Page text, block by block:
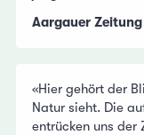
Aargauer Zeitung
«Hier gehört der
Natur sieht. Die
entrücken uns der